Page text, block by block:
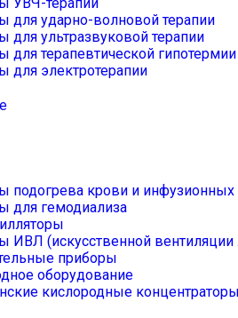
для ударно-волновой терапии
для ультразвуковой терапии
для терапевтической
для электротерапии
подогрева крови и инфузионных
для гемодиализа
ИВЛ (искусственной вентиляции
приборы
оборудование
кислородные